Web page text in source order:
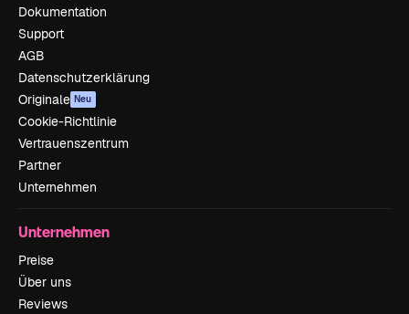
Dokumentation
Support
AGB
Datenschutzerklärung
Originale Neu
Cookie-Richtlinie
Vertrauenszentrum
Partner
Unternehmen
Unternehmen
Preise
Über uns
Reviews